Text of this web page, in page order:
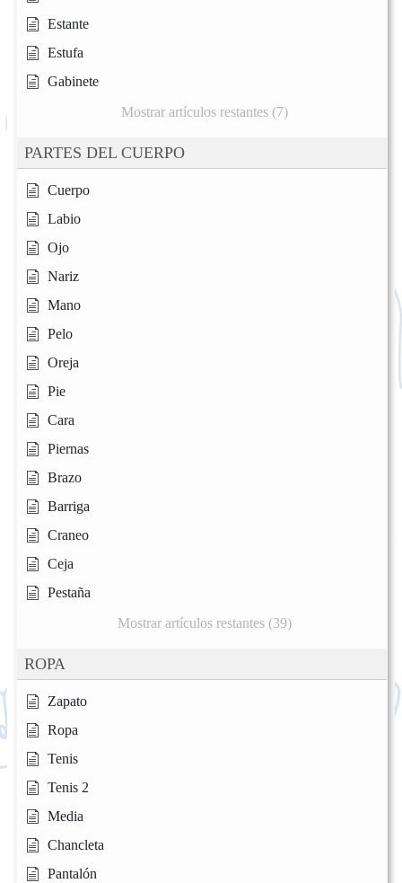
Estante
Estufa
Gabinete
Mostrar artículos restantes (7)
PARTES DEL CUERPO
Cuerpo
Labio
Ojo
Nariz
Mano
Pelo
Oreja
Pie
Cara
Piernas
Brazo
Barriga
Craneo
Ceja
Pestaña
Mostrar artículos restantes (39)
ROPA
Zapato
Ropa
Tenis
Tenis 2
Media
Chancleta
Pantalón